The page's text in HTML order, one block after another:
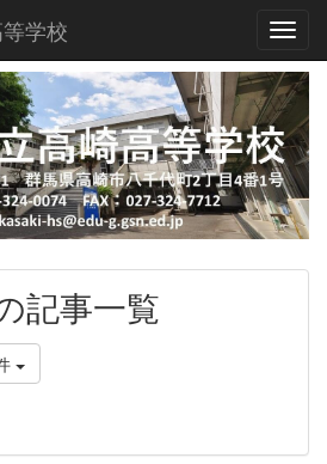
学校
記事一覧